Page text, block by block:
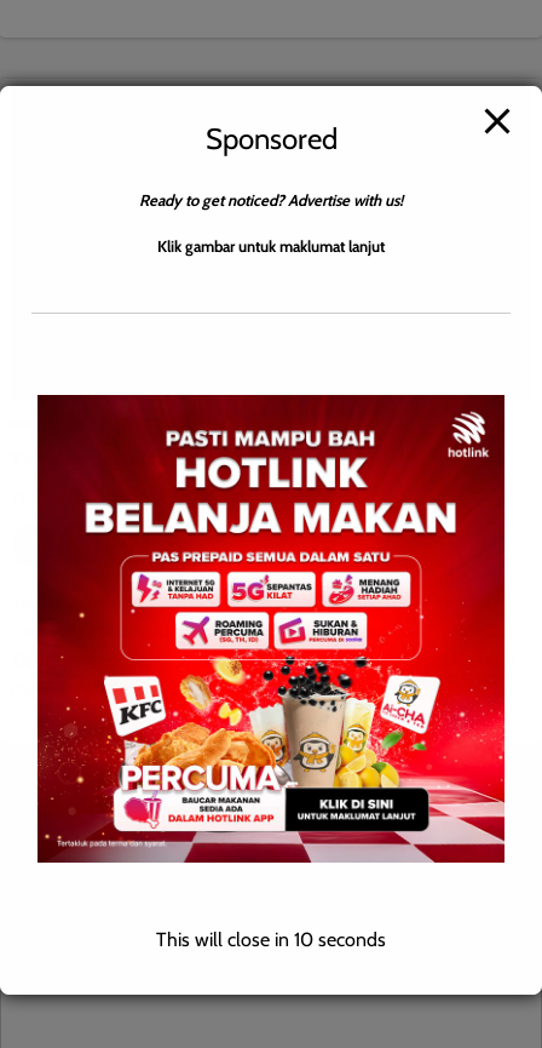
Kiandee pertahan kerusi Beluran
October 19, 2022
Kiandee pertahan kerusi Beluran SANDAKAN: Naib Presiden
Parti Pribumi Bersatu Malaysia (Bersatu) Datuk Seri Dr Ronald
Kiandee bersedia mempertahankan kerusi Parlimen di Beluran
menjelang Pilihan […]
Leave a Reply
Your email address will not be published. Required fields are
Sponsored
Ready to get noticed? Advertise with us!
Klik gambar untuk maklumat lanjut
This will close in9seconds